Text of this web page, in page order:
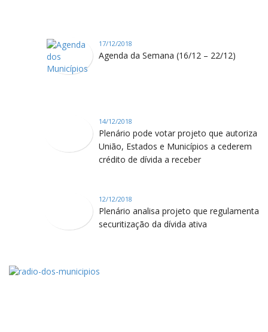
17/12/2018
Agenda da Semana (16/12 – 22/12)
14/12/2018
Plenário pode votar projeto que autoriza
União, Estados e Municípios a cederem
crédito de dívida a receber
12/12/2018
Plenário analisa projeto que regulamenta
securitização da dívida ativa